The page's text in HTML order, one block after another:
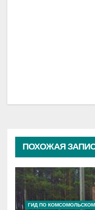
ПОХОЖАЯ
ГИД ПО